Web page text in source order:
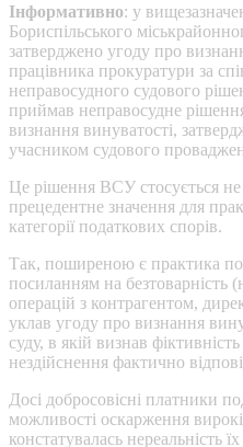
Інформативно: у
Бориспільського
затверджено угоду про
працівника прокуратури за
неправосудного судового
приймав неправосудне
визнання винуватості,
учасником судового
Це рішення ВСУ стосується
прецедентне значення для
категорії податкових спорів.
Так, поширеною є практика
посиланням на безтоварність
операцій з контрагентом,
уклав угоду про визнання
суду, в якій визнав
нездійснення фактично
Досі добросовісні платники
можливості оскарження
констатувалась нереальність